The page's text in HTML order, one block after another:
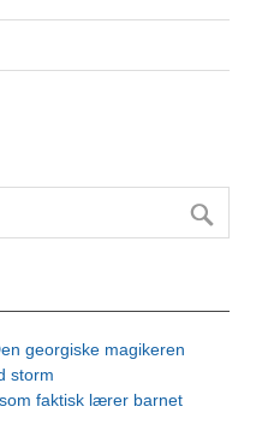
georgiske magikeren
storm
faktisk lærer barnet